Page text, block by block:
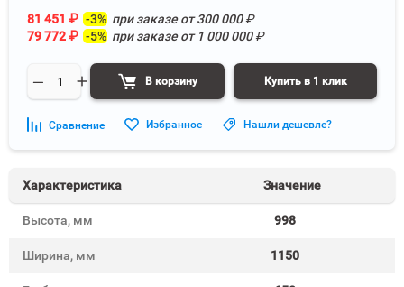
81 451 ₽ -3% при заказе от300 000₽
79 772 ₽ -5% при заказе от 1 000 000₽
В корзину Купить в 1 клик
Сравнение Избранное Нашли дешевле?
Характеристика Значение
Высота, мм 998
Ширина, мм 1150